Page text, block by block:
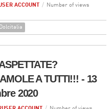
ACCOUNT /
Number of views
A TUTTI!!! - 13
2020